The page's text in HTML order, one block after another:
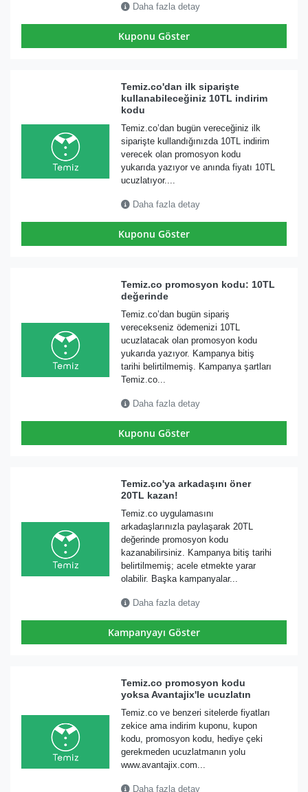
Daha fazla detay
Kuponu Göster
Temiz.co'dan ilk siparişte
kullanabileceğiniz 10TL indirim
kodu
Temiz.co’dan bugün vereceğiniz ilk
siparişte kullandığınızda 10TL indirim
verecek olan promosyon kodu
yukarıda yazıyor ve anında fiyatı 10TL
ucuzlatıyor....
Daha fazla detay
Kuponu Göster
Temiz.co promosyon kodu: 10TL
değerinde
Temiz.co’dan bugün sipariş
verecekseniz ödemenizi 10TL
ucuzlatacak olan promosyon kodu
yukarıda yazıyor. Kampanya bitiş
tarihi belirtilmemiş. Kampanya şartları
Temiz.co...
Daha fazla detay
Kuponu Göster
Temiz.co'ya arkadaşını öner
20TL kazan!
Temiz.co uygulamasını
arkadaşlarınızla paylaşarak 20TL
değerinde promosyon kodu
kazanabilirsiniz. Kampanya bitiş tarihi
belirtilmemiş; acele etmekte yarar
olabilir. Başka kampanyalar...
Daha fazla detay
Kampanyayı Göster
Temiz.co promosyon kodu
yoksa Avantajix'le ucuzlatın
Temiz.co ve benzeri sitelerde fiyatları
zekice ama indirim kuponu, kupon
kodu, promosyon kodu, hediye çeki
gerekmeden ucuzlatmanın yolu
www.avantajix.com...
Daha fazla detay